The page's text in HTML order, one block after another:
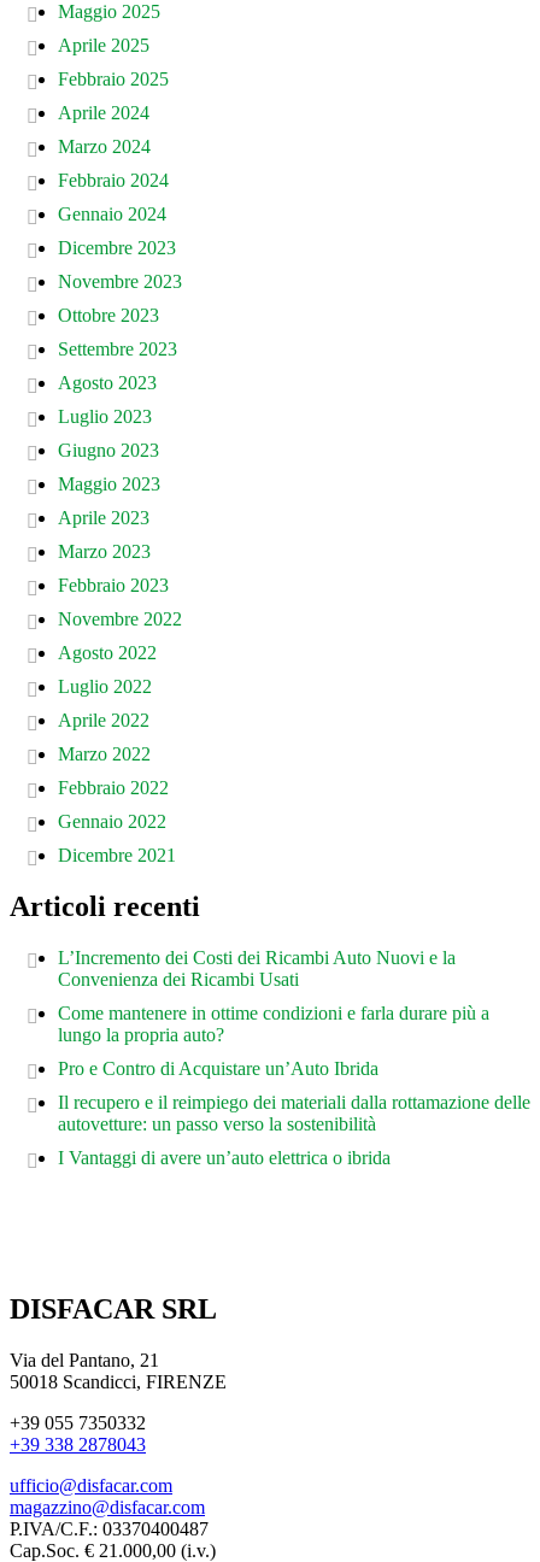
Maggio 2025
Aprile 2025
Febbraio 2025
Aprile 2024
Marzo 2024
Febbraio 2024
Gennaio 2024
Dicembre 2023
Novembre 2023
Ottobre 2023
Settembre 2023
Agosto 2023
Luglio 2023
Giugno 2023
Maggio 2023
Aprile 2023
Marzo 2023
Febbraio 2023
Novembre 2022
Agosto 2022
Luglio 2022
Aprile 2022
Marzo 2022
Febbraio 2022
Gennaio 2022
Dicembre 2021
Articoli recenti
L’Incremento dei Costi dei Ricambi Auto Nuovi e la
Convenienza dei Ricambi Usati
Come mantenere in ottime condizioni e farla durare più a
lungo la propria auto?
Pro e Contro di Acquistare un’Auto Ibrida
Il recupero e il reimpiego dei materiali dalla rottamazione delle
autovetture: un passo verso la sostenibilità
I Vantaggi di avere un’auto elettrica o ibrida
DISFACAR SRL
Via del Pantano, 21
50018 Scandicci, FIRENZE
+39 055 7350332
+39 338 2878043
ufficio@disfacar.com
magazzino@disfacar.com
P.IVA/C.F.: 03370400487
Cap.Soc. € 21.000,00 (i.v.)